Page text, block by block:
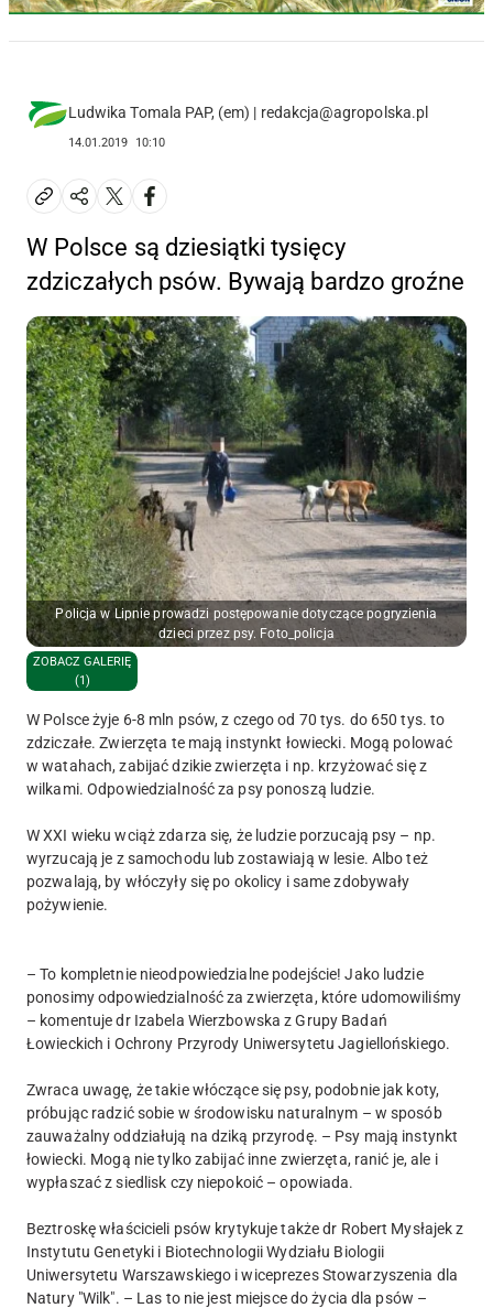
Ludwika Tomala PAP, (em) | redakcja@agropolska.pl
14.01.2019 10:10
W Polsce są dziesiątki tysięcy
zdziczałych psów. Bywają bardzo groźne
Policja w Lipnie prowadzi postępowanie dotyczące pogryzienia
dzieci przez psy. Foto_policja
ZOBACZ GALERIĘ
(1)
W Polsce żyje 6-8 mln psów, z czego od 70 tys. do 650 tys. to
zdziczałe. Zwierzęta te mają instynkt łowiecki. Mogą polować
w watahach, zabijać dzikie zwierzęta i np. krzyżować się z
wilkami. Odpowiedzialność za psy ponoszą ludzie.
W XXI wieku wciąż zdarza się, że ludzie porzucają psy – np.
wyrzucają je z samochodu lub zostawiają w lesie. Albo też
pozwalają, by włóczyły się po okolicy i same zdobywały
pożywienie.
– To kompletnie nieodpowiedzialne podejście! Jako ludzie
ponosimy odpowiedzialność za zwierzęta, które udomowiliśmy
– komentuje dr Izabela Wierzbowska z Grupy Badań
Łowieckich i Ochrony Przyrody Uniwersytetu Jagiellońskiego.
Zwraca uwagę, że takie włóczące się psy, podobnie jak koty,
próbując radzić sobie w środowisku naturalnym – w sposób
zauważalny oddziałują na dziką przyrodę. – Psy mają instynkt
łowiecki. Mogą nie tylko zabijać inne zwierzęta, ranić je, ale i
wypłaszać z siedlisk czy niepokoić – opowiada.
Beztroskę właścicieli psów krytykuje także dr Robert Mysłajek z
Instytutu Genetyki i Biotechnologii Wydziału Biologii
Uniwersytetu Warszawskiego i wiceprezes Stowarzyszenia dla
Natury "Wilk". – Las to nie jest miejsce do życia dla psów –